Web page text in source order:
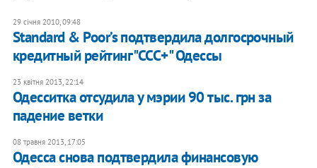
29 січня 2010, 09:48
Standard & Poor’s подтвердила долгосрочный
кредитный рейтинг "ССС+" Одессы
23 квітня 2013, 22:14
Одесситка отсудила у мэрии 90 тыс. грн за
падение ветки
08 травня 2013, 17:05
Одесса снова подтвердила финансовую